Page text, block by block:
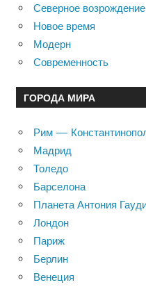
Северное возрождение
Новое время
Модерн
Современность
ГОРОДА МИРА
Рим —
Мадрид
Толедо
Барселона
Планета Антония
Лондон
Париж
Берлин
Венеция